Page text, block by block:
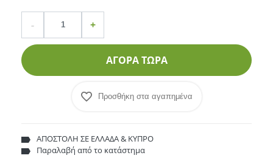
Ποσότητα
-product.increase.quantity
+product.decrease.quantity
ΑΓΟΡΑ ΤΩΡΑ
Προσθήκη στα αγαπημένα
ΑΠΟΣΤΟΛΗ ΣΕ ΕΛΛΑΔΑ & ΚΥΠΡΟ
Παραλαβή από το κατάστημα